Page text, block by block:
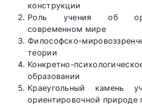
конструкции
Роль учения об
современном мире
Философско-
теории
Конкретно-
образовании
Краеугольный камень
ориентировочной природе